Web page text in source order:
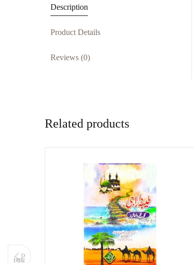
Description
Product Details
Reviews (0)
Related products
P
revious